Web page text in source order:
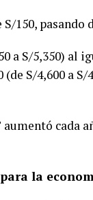
150, pasando
a S/5,350) al
S/4,600 a
cada
la